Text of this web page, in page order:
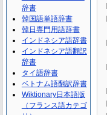
辞書
韓国語単語辞書
韓日専門用語辞書
インドネシア語辞書
インドネシア語翻訳
辞書
タイ語辞書
ベトナム語翻訳辞書
Wiktionary日本語版
（フランス語カテゴ